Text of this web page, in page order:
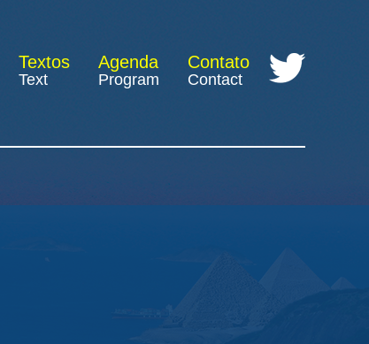
Textos
Text
Agenda
Program
Contato
Contact